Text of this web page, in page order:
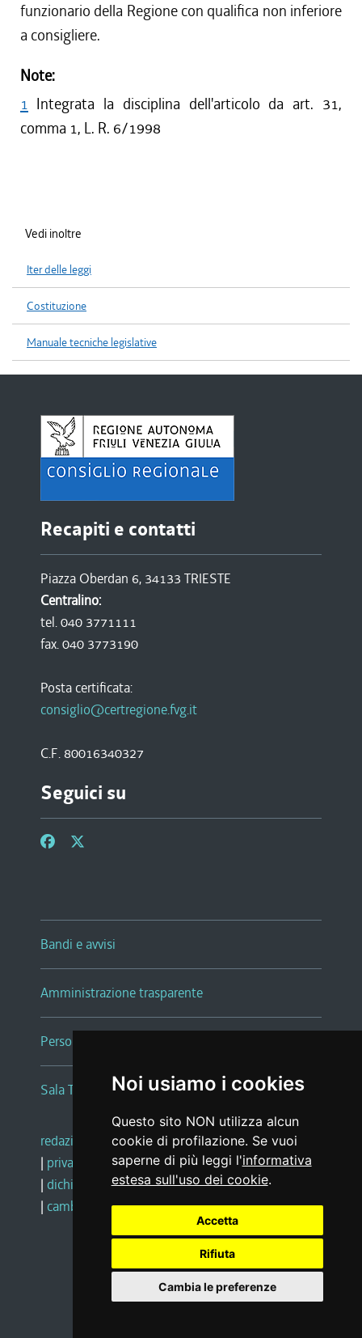
Noi usiamo i cookies
Questo sito NON utilizza alcun
cookie di profilazione. Se vuoi
saperne di più leggi l'informativa
estesa sull'uso dei cookie.
Accetta
Rifiuta
Cambia le preferenze
funzionario della Regione con qualifica non inferiore
a consigliere.
Note:
1 Integrata la disciplina dell'articolo da art. 31,
comma 1, L. R. 6/1998
Vedi inoltre
Iter delle leggi
Costituzione
Manuale tecniche legislative
Recapiti e contatti
Piazza Oberdan 6, 34133 TRIESTE
Centralino:
tel. 040 3771111
fax. 040 3773190
Posta certificata:
consiglio@certregione.fvg.it
C.F. 80016340327
Seguici su
Bandi e avvisi
Amministrazione trasparente
Persone e Uffici
Sala Tiziano Tessitori
redazione web |note legali |glossario
| privacy
social media policy
| dichiarazione di accessibilità |feedback
| cambio preferenze cookie
Realizzato da